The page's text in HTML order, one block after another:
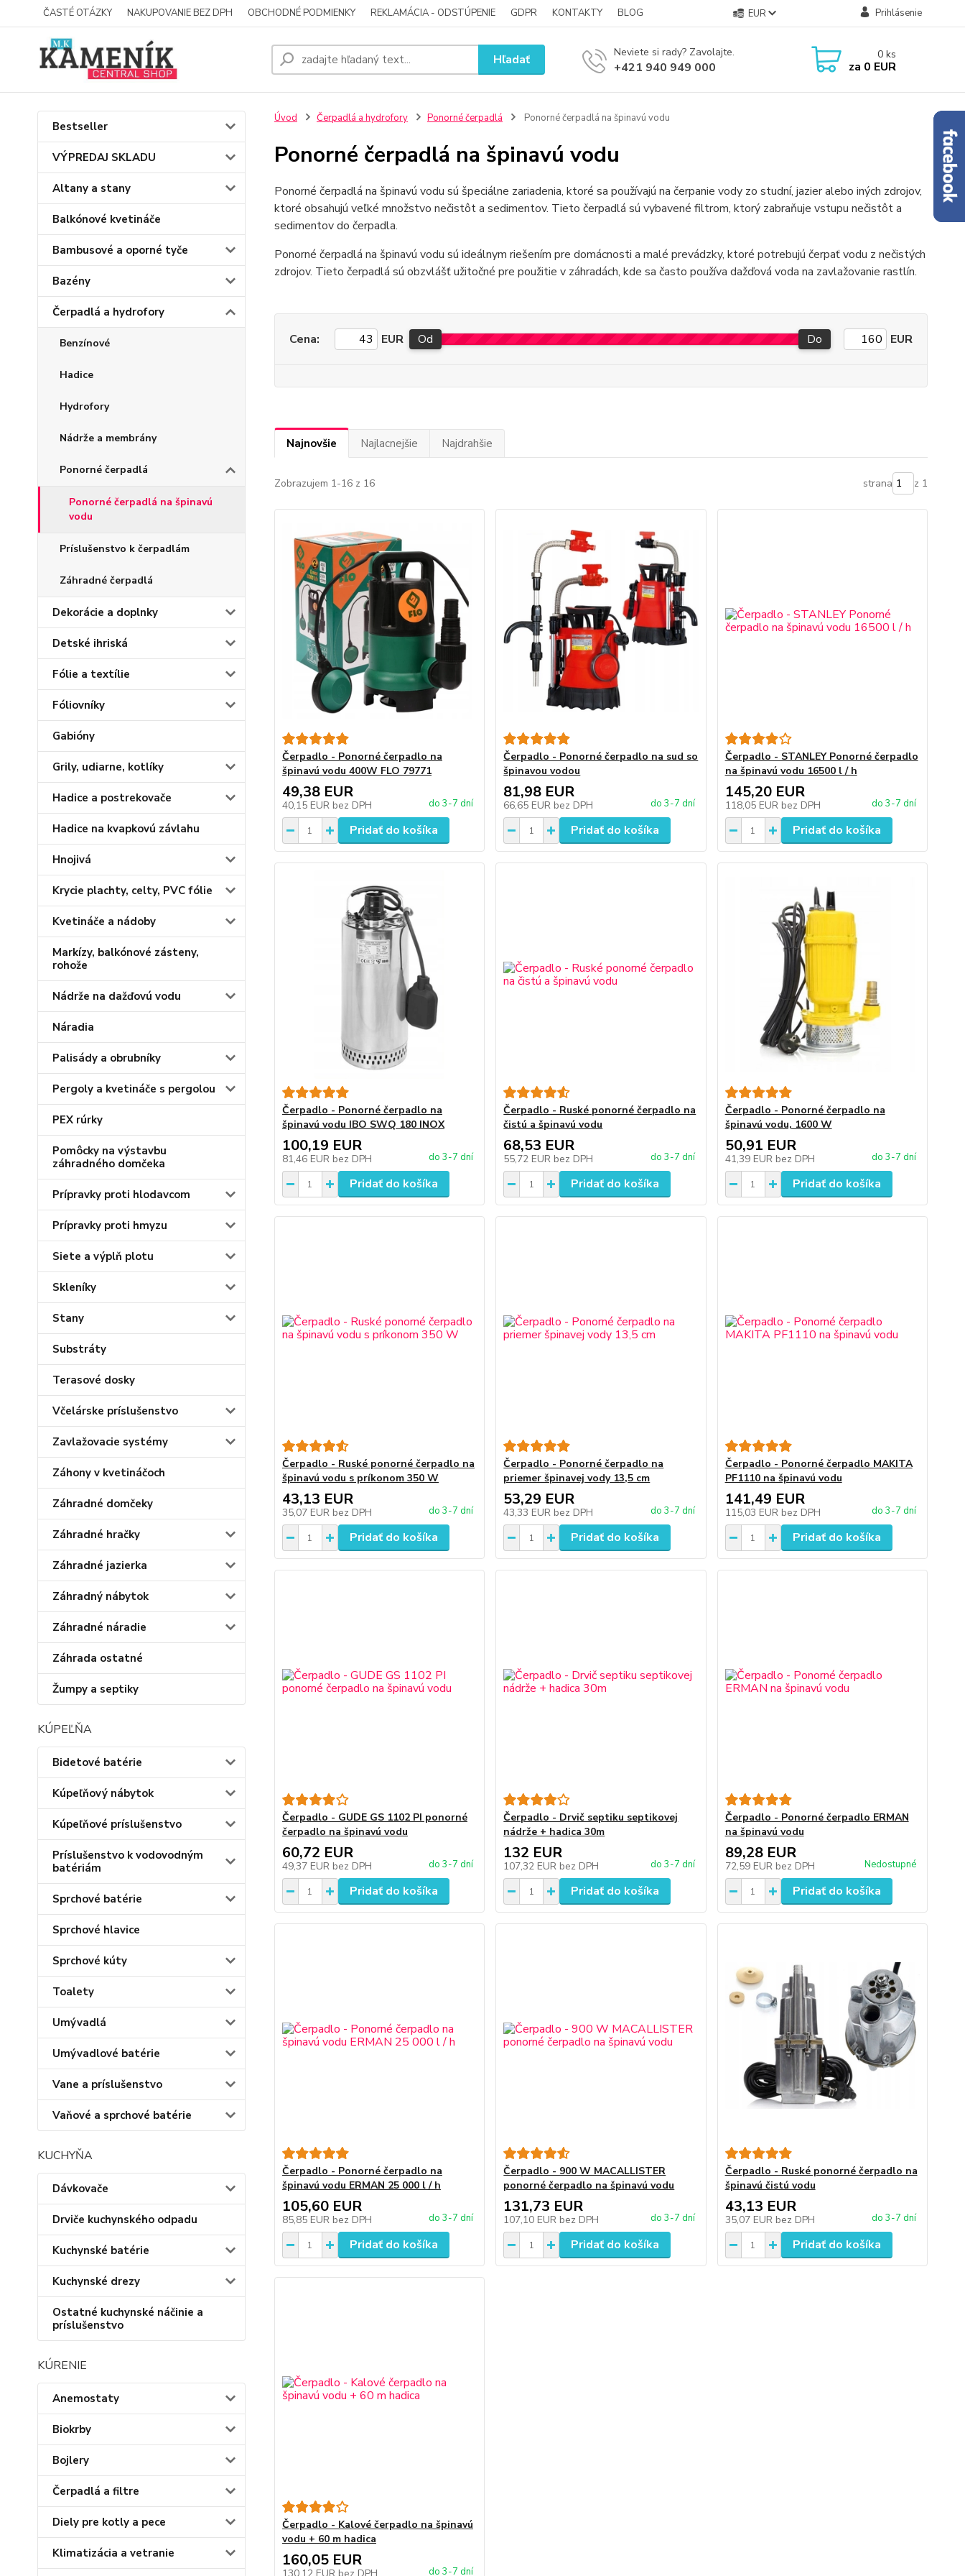
ČASTÉ OTÁZKY NAKUPOVANIE BEZ DPH OBCHODNÉ PODMIENKY REKLAMÁCIA - ODSTÚPENIE GDPR KONTAKTY BLOG EUR Prihlásenie
Hľadať Neviete si rady? Zavolajte.
+421 940 949 000
0 ks
za 0 EUR
Bestseller
VÝPREDAJ SKLADU
Altany a stany
Balkónové kvetináče
Bambusové a oporné tyče
Bazény
Čerpadlá a hydrofory
Benzínové
Hadice
Hydrofory
Nádrže a membrány
Ponorné čerpadlá
Ponorné čerpadlá na špinavú
vodu
Príslušenstvo k čerpadlám
Záhradné čerpadlá
Dekorácie a doplnky
Detské ihriská
Fólie a textílie
Fóliovníky
Gabióny
Grily, udiarne, kotlíky
Hadice a postrekovače
Hadice na kvapkovú závlahu
Hnojivá
Krycie plachty, celty, PVC fólie
Kvetináče a nádoby
Markízy, balkónové zásteny,
rohože
Nádrže na dažďovú vodu
Náradia
Palisády a obrubníky
Pergoly a kvetináče s pergolou
PEX rúrky
Pomôcky na výstavbu
záhradného domčeka
Prípravky proti hlodavcom
Prípravky proti hmyzu
Siete a výplň plotu
Skleníky
Stany
Substráty
Terasové dosky
Včelárske príslušenstvo
Zavlažovacie systémy
Záhony v kvetináčoch
Záhradné domčeky
Záhradné hračky
Záhradné jazierka
Záhradný nábytok
Záhradné náradie
Záhrada ostatné
Žumpy a septiky
KÚPEĽŇA
Bidetové batérie
Kúpeľňový nábytok
Kúpeľňové príslušenstvo
Príslušenstvo k vodovodným
batériám
Sprchové batérie
Sprchové hlavice
Sprchové kúty
Toalety
Umývadlá
Umývadlové batérie
Vane a príslušenstvo
Vaňové a sprchové batérie
KUCHYŇA
Dávkovače
Drviče kuchynského odpadu
Kuchynské batérie
Kuchynské drezy
Ostatné kuchynské náčinie a
príslušenstvo
KÚRENIE
Anemostaty
Biokrby
Bojlery
Čerpadlá a filtre
Diely pre kotly a pece
Klimatizácia a vetranie
Úvod Čerpadlá a hydrofory Ponorné čerpadlá Ponorné čerpadlá na špinavú vodu
Ponorné čerpadlá na špinavú vodu
Ponorné čerpadlá na špinavú vodu sú špeciálne zariadenia, ktoré sa používajú na čerpanie vody zo studní, jazier alebo iných zdrojov,
ktoré obsahujú veľké množstvo nečistôt a sedimentov. Tieto čerpadlá sú vybavené filtrom, ktorý zabraňuje vstupu nečistôt a
sedimentov do čerpadla.
Ponorné čerpadlá na špinavú vodu sú ideálnym riešením pre domácnosti a malé prevádzky, ktoré potrebujú čerpať vodu z nečistých
zdrojov. Tieto čerpadlá sú obzvlášť užitočné pre použitie v záhradách, kde sa často používa dažďová voda na zavlažovanie rastlín.
Cena: EUR Od Do EUR
Najnovšie Najlacnejšie Najdrahšie
Zobrazujem 1-16 z 16 strana z 1
Čerpadlo - Ponorné čerpadlo na
špinavú vodu 400W FLO 79771
49,38 EUR
40,15 EUR bez DPH do 3-7 dní
Pridať do košíka
Čerpadlo - Ponorné čerpadlo na sud so
špinavou vodou
81,98 EUR
66,65 EUR bez DPH do 3-7 dní
Pridať do košíka
Čerpadlo - STANLEY Ponorné čerpadlo
na špinavú vodu 16500 l / h
145,20 EUR
118,05 EUR bez DPH do 3-7 dní
Pridať do košíka
Čerpadlo - Ponorné čerpadlo na
špinavú vodu IBO SWQ 180 INOX
100,19 EUR
81,46 EUR bez DPH do 3-7 dní
Pridať do košíka
Čerpadlo - Ruské ponorné čerpadlo na
čistú a špinavú vodu
68,53 EUR
55,72 EUR bez DPH do 3-7 dní
Pridať do košíka
Čerpadlo - Ponorné čerpadlo na
špinavú vodu, 1600 W
50,91 EUR
41,39 EUR bez DPH do 3-7 dní
Pridať do košíka
Čerpadlo - Ruské ponorné čerpadlo na
špinavú vodu s príkonom 350 W
43,13 EUR
35,07 EUR bez DPH do 3-7 dní
Pridať do košíka
Čerpadlo - Ponorné čerpadlo na
priemer špinavej vody 13,5 cm
53,29 EUR
43,33 EUR bez DPH do 3-7 dní
Pridať do košíka
Čerpadlo - Ponorné čerpadlo MAKITA
PF1110 na špinavú vodu
141,49 EUR
115,03 EUR bez DPH do 3-7 dní
Pridať do košíka
Čerpadlo - GUDE GS 1102 PI ponorné
čerpadlo na špinavú vodu
60,72 EUR
49,37 EUR bez DPH do 3-7 dní
Pridať do košíka
Čerpadlo - Drvič septiku septikovej
nádrže + hadica 30m
132 EUR
107,32 EUR bez DPH do 3-7 dní
Pridať do košíka
Čerpadlo - Ponorné čerpadlo ERMAN
na špinavú vodu
89,28 EUR
72,59 EUR bez DPH Nedostupné
Pridať do košíka
Čerpadlo - Ponorné čerpadlo na
špinavú vodu ERMAN 25 000 l / h
105,60 EUR
85,85 EUR bez DPH do 3-7 dní
Pridať do košíka
Čerpadlo - 900 W MACALLISTER
ponorné čerpadlo na špinavú vodu
131,73 EUR
107,10 EUR bez DPH do 3-7 dní
Pridať do košíka
Čerpadlo - Ruské ponorné čerpadlo na
špinavú čistú vodu
43,13 EUR
35,07 EUR bez DPH do 3-7 dní
Pridať do košíka
Čerpadlo - Kalové čerpadlo na špinavú
vodu + 60 m hadica
160,05 EUR
do 3-7 dní